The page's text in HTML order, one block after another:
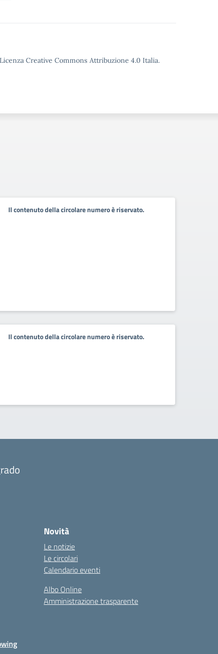
Creative Commons Attribuzione 4.0 Italia.
Il contenuto della circolare numero è riservato.
Il contenuto della circolare numero è riservato.
Novità
Le notizie
Le circolari
Calendario eventi
Albo Online
Amministrazione trasparente